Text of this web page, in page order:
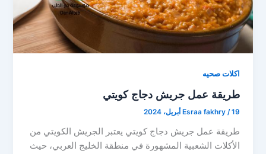
اكلات صحيه
طريقة عمل جريش دجاج كويتي
Esraa fakhry /19 أبريل، 2024
طريقة عمل جريش دجاج كويتي يعتبر الجريش الكويتي من
الأكلات الشعبية المشهورة في منطقة الخليج العربي، حيث